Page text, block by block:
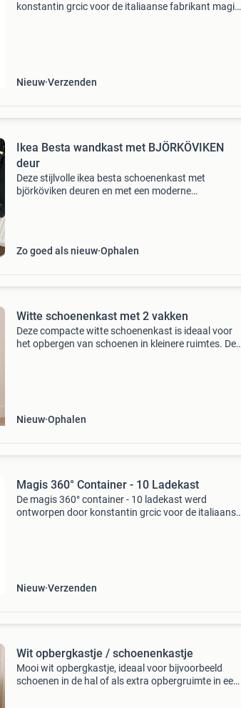
konstantin grcic voor de italiaanse fabrikant magis.
Nieuw Verzenden
Ikea Besta wandkast met BJÖRKÖVIKEN
deur
Deze stijlvolle ikea besta schoenenkast met
björköviken deuren en met een moderne
Zo goed als nieuw Ophalen
Witte schoenenkast met 2 vakken
Deze compacte witte schoenenkast is ideaal voor
het opbergen van schoenen in kleinere ruimtes. De
Nieuw Ophalen
Magis 360° Container - 10 Ladekast
De magis 360° container - 10 ladekast werd
ontworpen door konstantin grcic voor de italiaanse
Nieuw Verzenden
Wit opbergkastje / schoenenkastje
Mooi wit opbergkastje, ideaal voor bijvoorbeeld
schoenen in de hal of als extra opbergruimte in een